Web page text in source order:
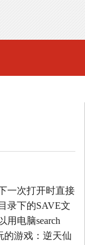
一次打开时直接
录下的SAVE文
用电脑search
的游戏：逆天仙